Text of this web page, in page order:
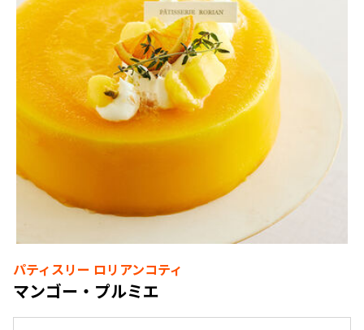
パティスリー ロリアンコティ
マンゴー・プルミエ